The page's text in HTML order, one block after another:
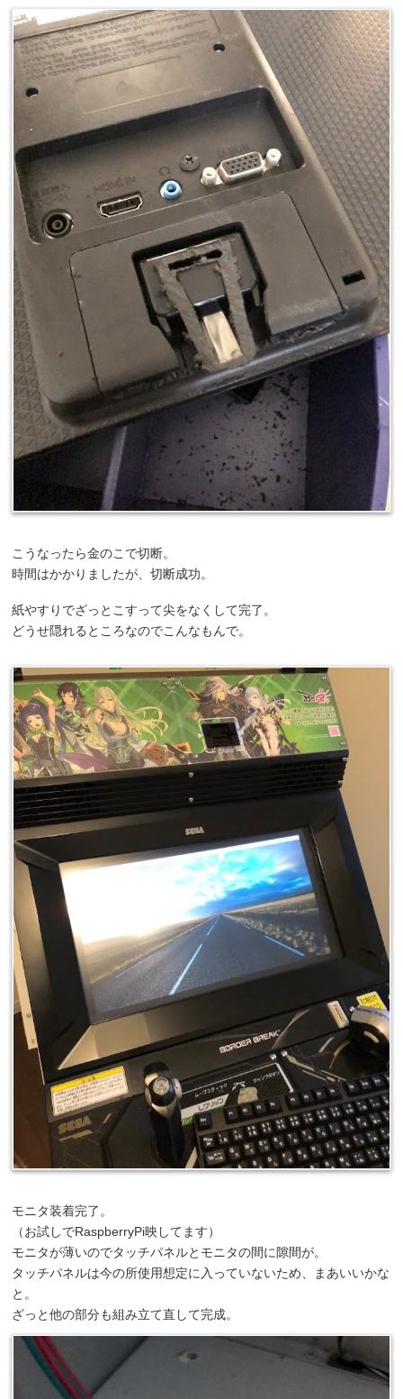
こうなったら金のこで切断。
時間はかかりましたが、切断成功。
紙やすりでざっとこすって尖をなくして完了。
どうせ隠れるところなのでこんなもんで。
モニタ装着完了。
（お試しでRaspberryPi映してます）
モニタが薄いのでタッチパネルとモニタの間に隙間が。
タッチパネルは今の所使用想定に入っていないため、まあいいかな
と。
ざっと他の部分も組み立て直して完成。